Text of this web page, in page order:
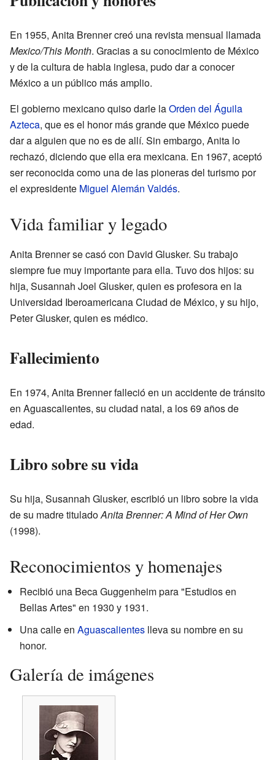
En 1955, Anita Brenner creó una revista mensual llamada
Mexico/This Month. Gracias a su conocimiento de México
y de la cultura de habla inglesa, pudo dar a conocer
México a un público más amplio.
El gobierno mexicano quiso darle laOrden del Águila
Azteca, que es el honor más grande que México puede
dar a alguien que no es de allí. Sin embargo, Anita lo
rechazó, diciendo que ella era mexicana. En 1967, aceptó
ser reconocida como una de las pioneras del turismo por
el expresidente Miguel Alemán Valdés.
Vida familiar y legado
Anita Brenner se casó con David Glusker. Su trabajo
siempre fue muy importante para ella. Tuvo dos hijos: su
hija, Susannah Joel Glusker, quien es profesora en la
Universidad Iberoamericana Ciudad de México, y su hijo,
Peter Glusker, quien es médico.
Fallecimiento
En 1974, Anita Brenner falleció en un accidente de tránsito
en Aguascalientes, su ciudad natal, a los 69 años de
edad.
Libro sobre su vida
Su hija, Susannah Glusker, escribió un libro sobre la vida
de su madre tituladoAnita Brenner: A Mind of Her Own
(1998).
Reconocimientos y homenajes
Recibió una Beca Guggenheim para "Estudios en
Bellas Artes" en 1930 y 1931.
Una calle en Aguascalientes lleva su nombre en su
honor.
Galería de imágenes